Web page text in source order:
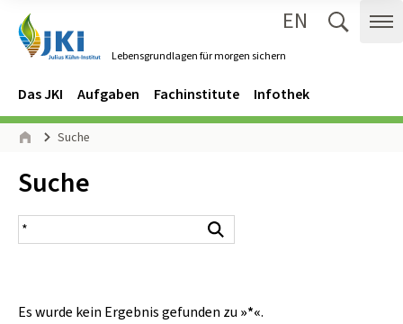
Lebensgrundlagen für morgen sichern
EN
Navigation
Hauptmenü
Das JKI Aufgaben Fachinstitute Infothek
Seitenpfad
Suche
Inhalt:
Suche
Suchergebnis
Es wurde kein Ergebnis gefunden zu »*«.